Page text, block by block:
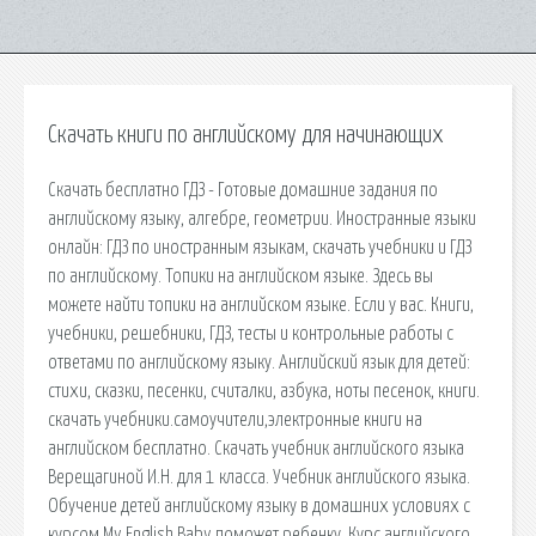
Скачать книги по английскому для начинающих
Скачать бесплатно ГДЗ - Готовые домашние задания по
английскому языку, алгебре, геометрии. Иностранные языки
онлайн: ГДЗ по иностранным языкам, скачать учебники и ГДЗ
по английскому. Топики на английском языке. Здесь вы
можете найти топики на английском языке. Если у вас. Книги,
учебники, решебники, ГДЗ, тесты и контрольные работы с
ответами по английскому языку. Английский язык для детей:
стихи, сказки, песенки, считалки, азбука, ноты песенок, книги.
скачать учебники.самоучители,электронные книги на
английском бесплатно. Скачать учебник английского языка
Верещагиной И.Н. для 1 класса. Учебник английского языка.
Обучение детей английскому языку в домашних условиях с